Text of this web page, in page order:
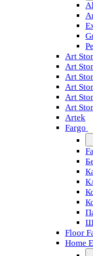
Art
Art
Art
Art
Art
Art
Artek
Fargo
Floor
Home